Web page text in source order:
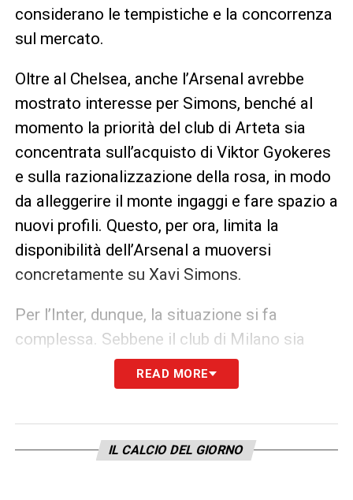
considerano le tempistiche e la concorrenza
sul mercato.
Oltre al Chelsea, anche l’Arsenal avrebbe
mostrato interesse per Simons, benché al
momento la priorità del club di Arteta sia
concentrata sull’acquisto di Viktor Gyokeres
e sulla razionalizzazione della rosa, in modo
da alleggerire il monte ingaggi e fare spazio a
nuovi profili. Questo, per ora, limita la
disponibilità dell’Arsenal a muoversi
concretamente su Xavi Simons.
Per l’Inter, dunque, la situazione si fa
complessa. Sebbene il club di Milano sia
molto interessato al giovane trequartista,
dovrà ora fare i conti con la concorrenza
tempistiche strette e alle dinamiche legate
alle cessioni che condizioneranno
READ MORE
IL CALCIO DEL GIORNO